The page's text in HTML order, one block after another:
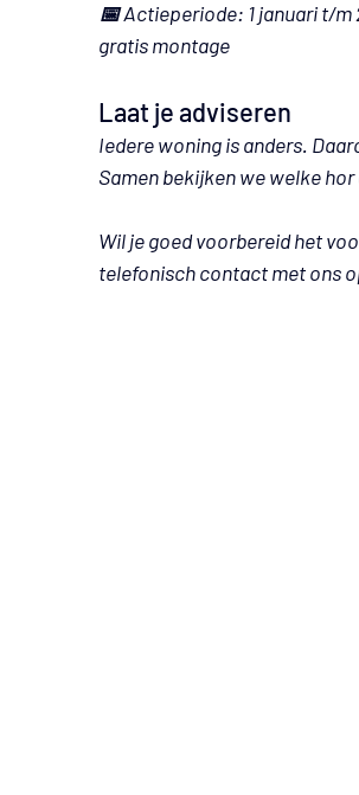
📅 Actieperiode: 1 januari t/
gratis montage
Laat je adviseren
Iedere woning is anders.
Samen bekijken we welke
Wil je goed voorbereid het
telefonisch contact met ons